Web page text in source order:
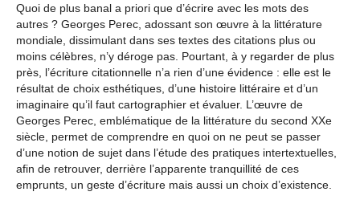
Quoi de plus banal a priori que d’écrire avec les mots des
autres ? Georges Perec, adossant son œuvre à la littérature
mondiale, dissimulant dans ses textes des citations plus ou
moins célèbres, n’y déroge pas. Pourtant, à y regarder de plus
près, l’écriture citationnelle n’a rien d’une évidence : elle est le
résultat de choix esthétiques, d’une histoire littéraire et d’un
imaginaire qu’il faut cartographier et évaluer. L’œuvre de
Georges Perec, emblématique de la littérature du second XXe
siècle, permet de comprendre en quoi on ne peut se passer
d’une notion de sujet dans l’étude des pratiques intertextuelles,
afin de retrouver, derrière l’apparente tranquillité de ces
emprunts, un geste d’écriture mais aussi un choix d’existence.